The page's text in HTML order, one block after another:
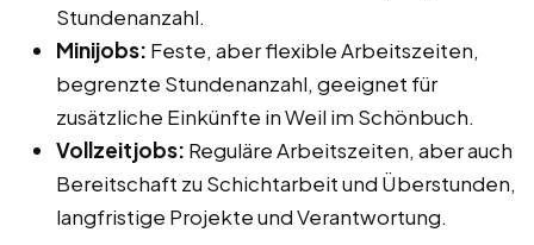
Stundenanzahl.
Minijobs: Feste, aber flexible Arbeitszeiten,
begrenzte Stundenanzahl, geeignet für
zusätzliche Einkünfte in Weil im Schönbuch.
Vollzeitjobs: Reguläre Arbeitszeiten, aber auch
Bereitschaft zu Schichtarbeit und Überstunden,
langfristige Projekte und Verantwortung.